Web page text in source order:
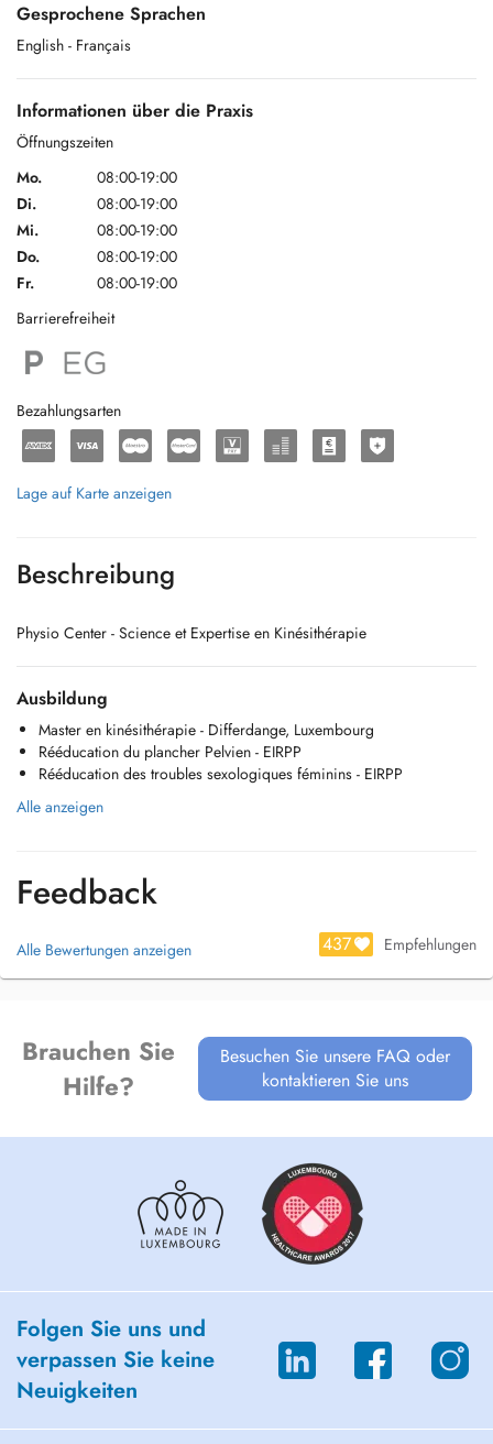
Gesprochene Sprachen
English - Français
Informationen über die Praxis
Öffnungszeiten
Mo.
08:00-19:00
Di.
08:00-19:00
Mi.
08:00-19:00
Do.
08:00-19:00
Fr.
08:00-19:00
Barrierefreiheit
Bezahlungsarten
Lage auf Karte anzeigen
Beschreibung
Physio Center - Science et Expertise en Kinésithérapie
Ausbildung
Master en kinésithérapie - Differdange, Luxembourg
Rééducation du plancher Pelvien - EIRPP
Rééducation des troubles sexologiques féminins - EIRPP
Alle anzeigen
Feedback
Alle Bewertungen anzeigen 437 Empfehlungen
Brauchen Sie
Hilfe?
Besuchen Sie unsere FAQ oder
kontaktieren Sie uns
Folgen Sie uns und
verpassen Sie keine
Neuigkeiten